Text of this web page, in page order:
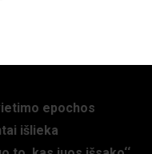
epochos
išlieka